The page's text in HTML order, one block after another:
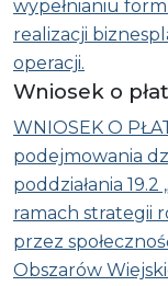
wypełnianiu
realizacji
operacji.
Wniosek o
WNIOSEK O
podejmowania
poddziałania
ramach strategii
przez
Obszarów